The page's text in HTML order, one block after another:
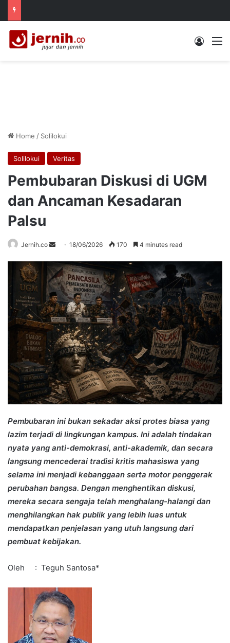
Log In
Home / Solilokui
Solilokui Veritas
Pembubaran Diskusi di UGM
dan Ancaman Kesadaran
Palsu
Jernih.co
Send
email
18/06/2026 170 4 minutes read
Pembubaran ini bukan sekadar aksi protes biasa yang
lazim terjadi di lingkungan kampus. Ini adalah tindakan
nyata yang anti-demokrasi, anti-akademik, dan secara
langsung mencederai tradisi kritis mahasiswa yang
selama ini menjadi kebanggaan serta motor penggerak
perubahan bangsa. Dengan menghentikan diskusi,
mereka secara sengaja telah menghalang-halangi dan
menghilangkan hak publik yang lebih luas untuk
mendapatkan penjelasan yang utuh langsung dari
pembuat kebijakan.
Oleh : Teguh Santosa*